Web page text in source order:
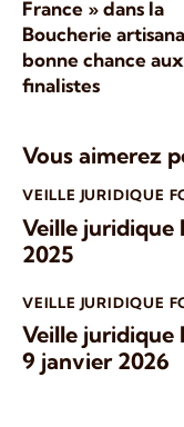
France » dans la
Boucherie
bonne chance aux
finalistes
Vous aimerez
VEILLE JURIDIQUE
Veille juridique
2025
VEILLE JURIDIQUE
Veille juridique
9 janvier 2026